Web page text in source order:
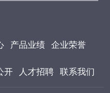
产品业绩 企业荣誉
开 人才招聘 联系我们